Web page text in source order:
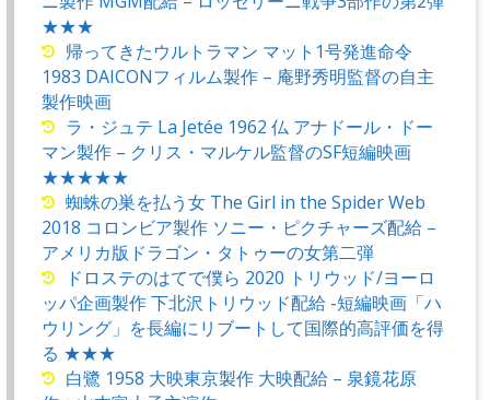
★★★
帰ってきたウルトラマン マット1号発進命令
1983 DAICONフィルム製作 – 庵野秀明監督の自主
製作映画
ラ・ジュテ La Jetée 1962 仏 アナドール・ドー
マン製作 – クリス・マルケル監督のSF短編映画
★★★★★
蜘蛛の巣を払う女 The Girl in the Spider Web
2018 コロンビア製作 ソニー・ピクチャーズ配給 –
アメリカ版ドラゴン・タトゥーの女第二弾
ドロステのはてで僕ら 2020 トリウッド/ヨーロ
ッパ企画製作 下北沢トリウッド配給 -短編映画「ハ
ウリング」を長編にリブートして国際的高評価を得
る ★★★
白鷺 1958 大映東京製作 大映配給 – 泉鏡花原